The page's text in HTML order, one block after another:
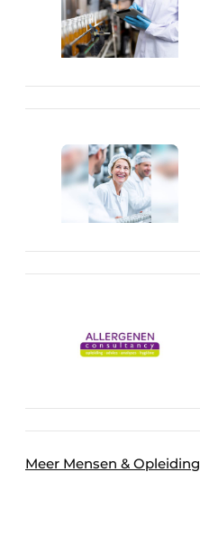
Meer Mensen & Opleiding